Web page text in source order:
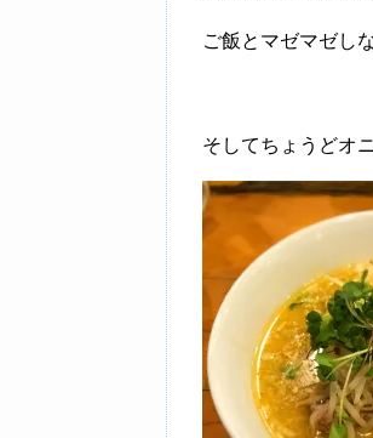
ご飯とマゼマゼし
そしてちょうどオ